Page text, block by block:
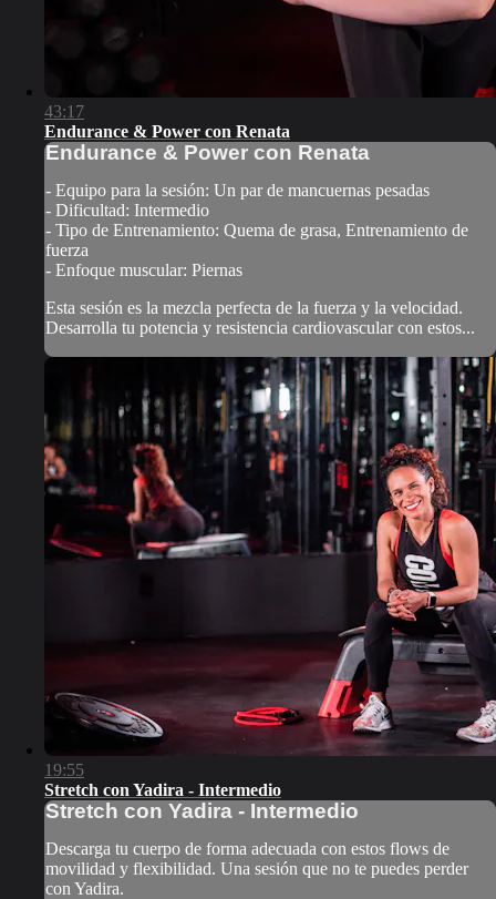
43:17
Endurance & Power con Renata
Endurance & Power con Renata
- Equipo para la sesión: Un par de mancuernas pesadas
- Dificultad: Intermedio
- Tipo de Entrenamiento: Quema de grasa, Entrenamiento de
fuerza
- Enfoque muscular: Piernas
Esta sesión es la mezcla perfecta de la fuerza y la velocidad.
Desarrolla tu potencia y resistencia cardiovascular con estos...
19:55
Stretch con Yadira - Intermedio
Stretch con Yadira - Intermedio
Descarga tu cuerpo de forma adecuada con estos flows de
movilidad y flexibilidad. Una sesión que no te puedes perder
con Yadira.